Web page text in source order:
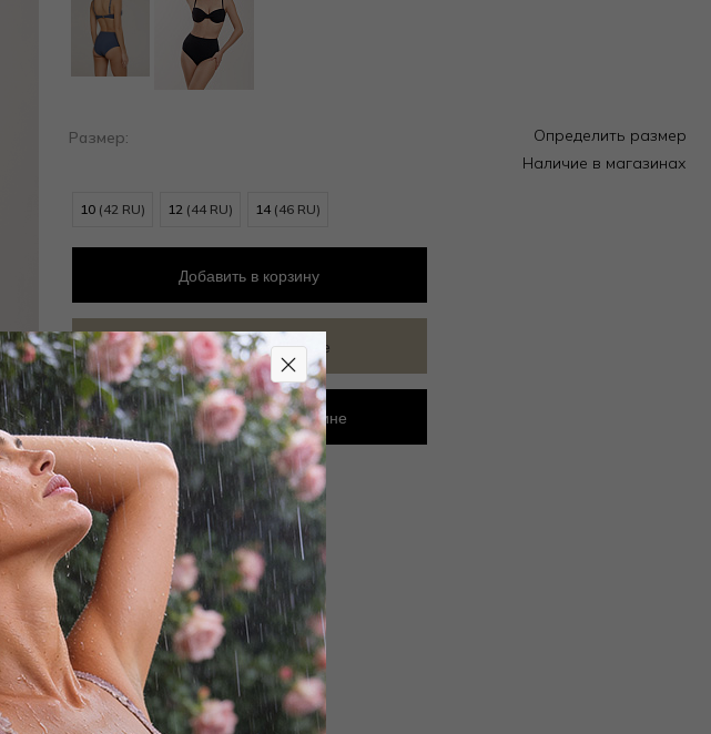
Размер:
Определить размер
Наличие в магазинах
10 (42 RU) 12 (44 RU) 14 (46 RU)
Добавить в корзину
Добавить в избранное
Забронировать в магазине